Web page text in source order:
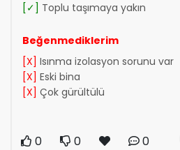
[✓] Toplu taşımaya yakın
Beğenmediklerim
[X] Isınma izolasyon sorunu var
[X] Eski bina
[X] Çok gürültülü
0 0 0